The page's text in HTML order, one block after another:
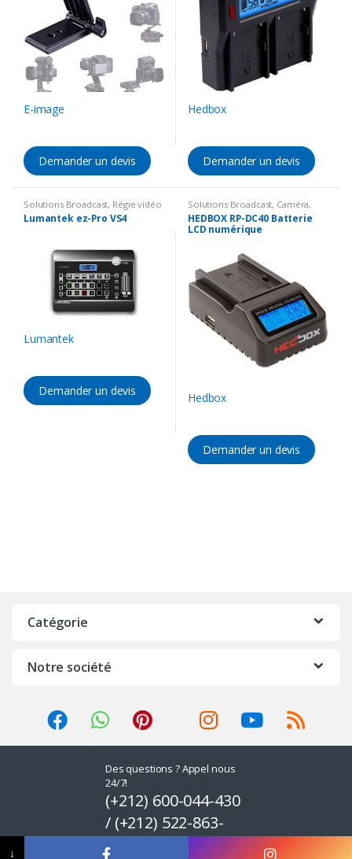
E-image
Demander un devis
Hedbox
Demander un devis
Solutions Broadcast, Régie vidéo
HD / IP Mélanger vidéo
Lumantek ez-Pro VS4
Lumantek
Demander un devis
Solutions Broadcast, Caméra,
Accessoires Caméra ,Batterie &
Chargeur
HEDBOX RP-DC40 Batterie
LCD numérique
Hedbox
Demander un devis
Catégorie
Notre société
Des questions ? Appel nous
24/7!
(+212) 600-044-430
/ (+212) 522-863-
581
↓